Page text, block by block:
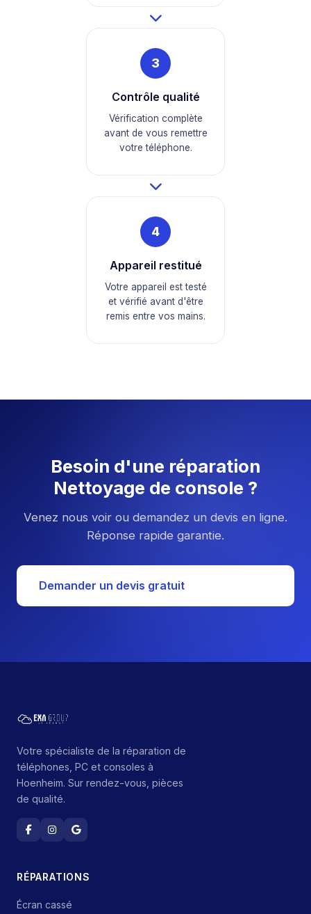
3
Contrôle qualité
Vérification complète
avant de vous remettre
votre téléphone.
4
Appareil restitué
Votre appareil est testé
et vérifié avant d'être
remis entre vos mains.
Besoin d'une réparation
Nettoyage de console ?
Venez nous voir ou demandez un devis en ligne.
Réponse rapide garantie.
Demander un devis gratuit
Votre spécialiste de la réparation de
téléphones, PC et consoles à
Hoenheim. Sur rendez-vous, pièces
de qualité.
RÉPARATIONS
Écran cassé